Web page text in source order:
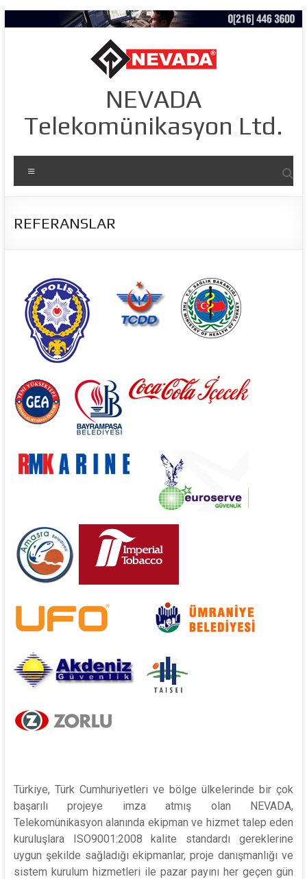
to
NEVADA
Telekomünikasyon Ltd.
REFERANSLAR
Türkiye, Türk Cumhuriyetleri ve bölge ülkelerinde bir çok
başarılı projeye imza atmış olan NEVADA,
Telekomünikasyon alanında ekipman ve hizmet talep eden
kuruluşlara ISO9001:2008 kalite standardı gereklerine
uygun şekilde sağladığı ekipmanlar, proje danışmanlığı ve
sistem kurulum hizmetleri ile pazar payını her geçen gün